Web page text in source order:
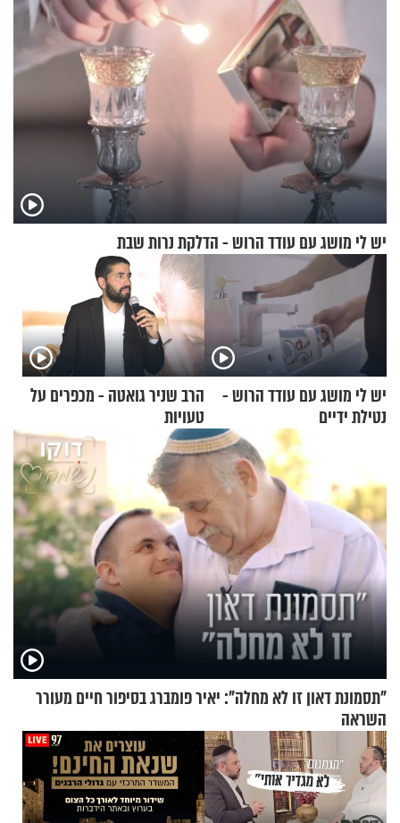
יש לי מושג עם עודד הרוש - הדלקת נרות שבת
יש לי מושג עם עודד הרוש -
נטילת ידיים
הרב שניר גואטה - מכפרים על
טעויות
"תסמונת דאון זו לא מחלה": יאיר פומברג בסיפור חיים מעורר
השראה